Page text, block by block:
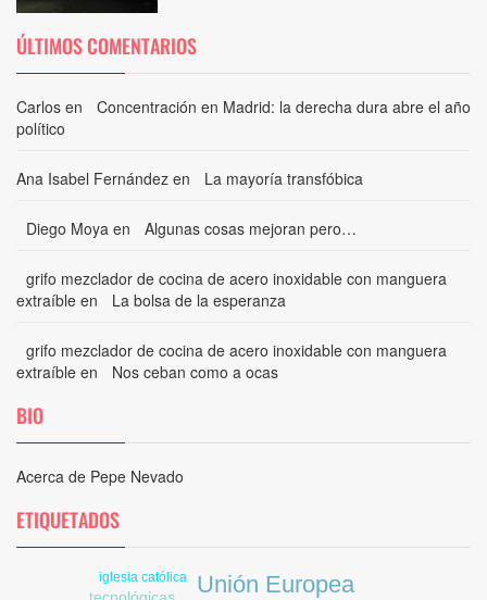
ÚLTIMOS COMENTARIOS
Carlos en
Concentración en Madrid: la derecha dura abre el año
político
Ana Isabel Fernández en La mayoría transfóbica
Diego Moya en Algunas cosas mejoran pero…
grifo mezclador de cocina de acero inoxidable con manguera
extraíble en La bolsa de la esperanza
grifo mezclador de cocina de acero inoxidable con manguera
extraíble en Nos ceban como a ocas
BIO
Acerca de Pepe Nevado
ETIQUETADOS
Unión Europea
iglesia católica